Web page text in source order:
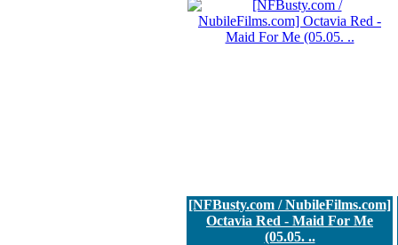
[NFBusty.com / NubileFilms.com]
Octavia Red - Maid For Me
(05.05. ..